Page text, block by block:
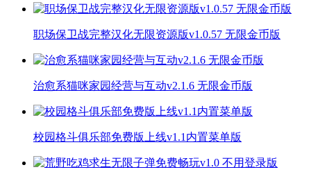
职场保卫战完整汉化无限资源版v1.0.57 无限金币版
治愈系猫咪家园经营与互动v2.1.6 无限金币版
校园格斗俱乐部免费版上线v1.1内置菜单版